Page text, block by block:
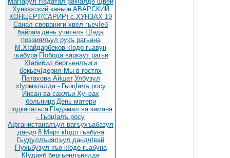
Хунзахский каньон АВАРСКИЙ
КОНЦЕРТ(САРИР) с.ХУНЗАХ 19
Санал свераниги хвел гьечIеб
байрам день учителя ЦIада
поэзиялъул рукъ рагьана
М.ХIайдарбеков кIодо гьавун
гьабура ГIобода варкаут рагьи
ХIабибил бергьенлъиги
бекьечIдерил Мы в гостях
Патахова Айшат Улбузул
хIурматалда - ГьоцIалъ росу
Инсан ва сахлъи Хунзах
больница День матери
подкачаться ГIадамал ва замана
- ГьоцIалъ росу
Афганистаналъул рагъухъабазул
дандч 8 Март кIодо гьабуна
Гьудуллъиялъул дандчIвай
ГIухьбузул къо кIодо гьабуна
КIудияб бергьенлъиялде